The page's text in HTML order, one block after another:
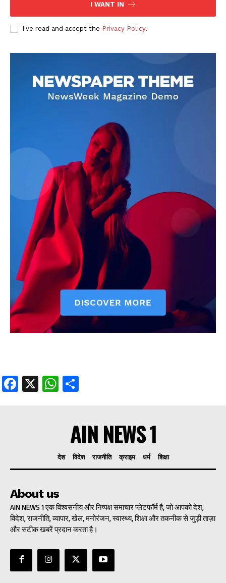
DOWNLOAD NOW
AIN NEWS 1
Contact Us
Privacy Policy
Terms of Use Agreement
Facebook
X WhatsApp
Share
I WANT IN
I've read and accept the Privacy Policy.
Facebook
X WhatsApp
AIN NEWS 1
देश विदेश राजनीति क्राइम धर्म शिक्षा
About us
AIN NEWS 1 एक विश्वसनीय और निष्पक्ष समाचार प्लेटफॉर्म है, जो आपको देश,
विदेश, राजनीति, व्यापार, खेल, मनोरंजन, स्वास्थ्य, शिक्षा और तकनीक से जुड़ी ताज़ा
और सटीक खबरें प्रदान करता है।